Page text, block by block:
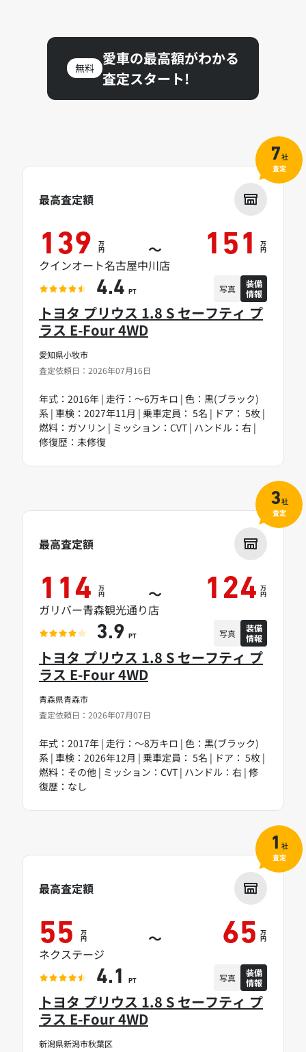
無料
愛車の最高額がわかる
査定スタート!
愛知県小牧市
査定依頼日：2026年07月16日
トヨタ プリウス 1.8 S セーフティ プ
ラス E-Four 4WD
年式：2016年 | 走行：～6万キロ | 色：黒(ブラック)
系 | 車検：2027年11月 | 乗車定員： 5名 | ドア： 5枚 |
燃料：ガソリン | ミッション：CVT | ハンドル：右 |
修復歴：未修復
最高査定額
139 万
円 ～ 151 万
円
クインオート名古屋中川店
4.4 PT 写真
装備
情報
7社
査定
青森県青森市
査定依頼日：2026年07月07日
トヨタ プリウス 1.8 S セーフティ プ
ラス E-Four 4WD
年式：2017年 | 走行：～8万キロ | 色：黒(ブラック)
系 | 車検：2026年12月 | 乗車定員： 5名 | ドア： 5枚 |
燃料：その他 | ミッション：CVT | ハンドル：右 | 修
復歴：なし
最高査定額
114 万
円 ～ 124 万
円
ガリバー青森観光通り店
3.9 PT 写真
装備
情報
3社
査定
新潟県新潟市秋葉区
トヨタ プリウス 1.8 S セーフティ プ
ラス E-Four 4WD
最高査定額
55 万
円 ～ 65 万
円
ネクステージ
4.1 PT 写真
装備
情報
1 社
査定